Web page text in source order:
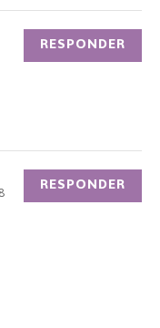
RESPONDER
RESPONDER